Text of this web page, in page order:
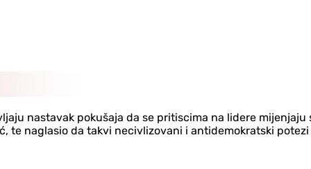
nastavak pokušaja da se pritiscima na lidere
te naglasio da takvi necivlizovani i antidemokratski